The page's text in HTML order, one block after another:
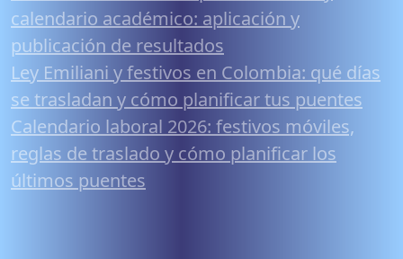
calendario académico: aplicación y
publicación de resultados
Ley Emiliani y festivos en Colombia: qué días
se trasladan y cómo planificar tus puentes
Calendario laboral 2026: festivos móviles,
reglas de traslado y cómo planificar los
últimos puentes